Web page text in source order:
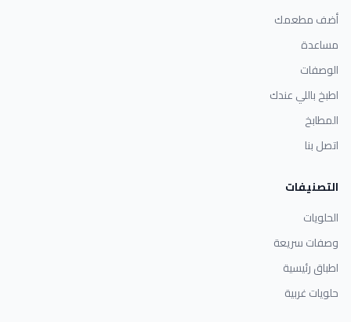
أضف مطعمك
مساعدة
الوصفات
اطبخ باللي عندك
المطابخ
اتصل بنا
التصنيفات
الحلويات
وصفات سريعة
اطباق رئيسية
حلويات غربية